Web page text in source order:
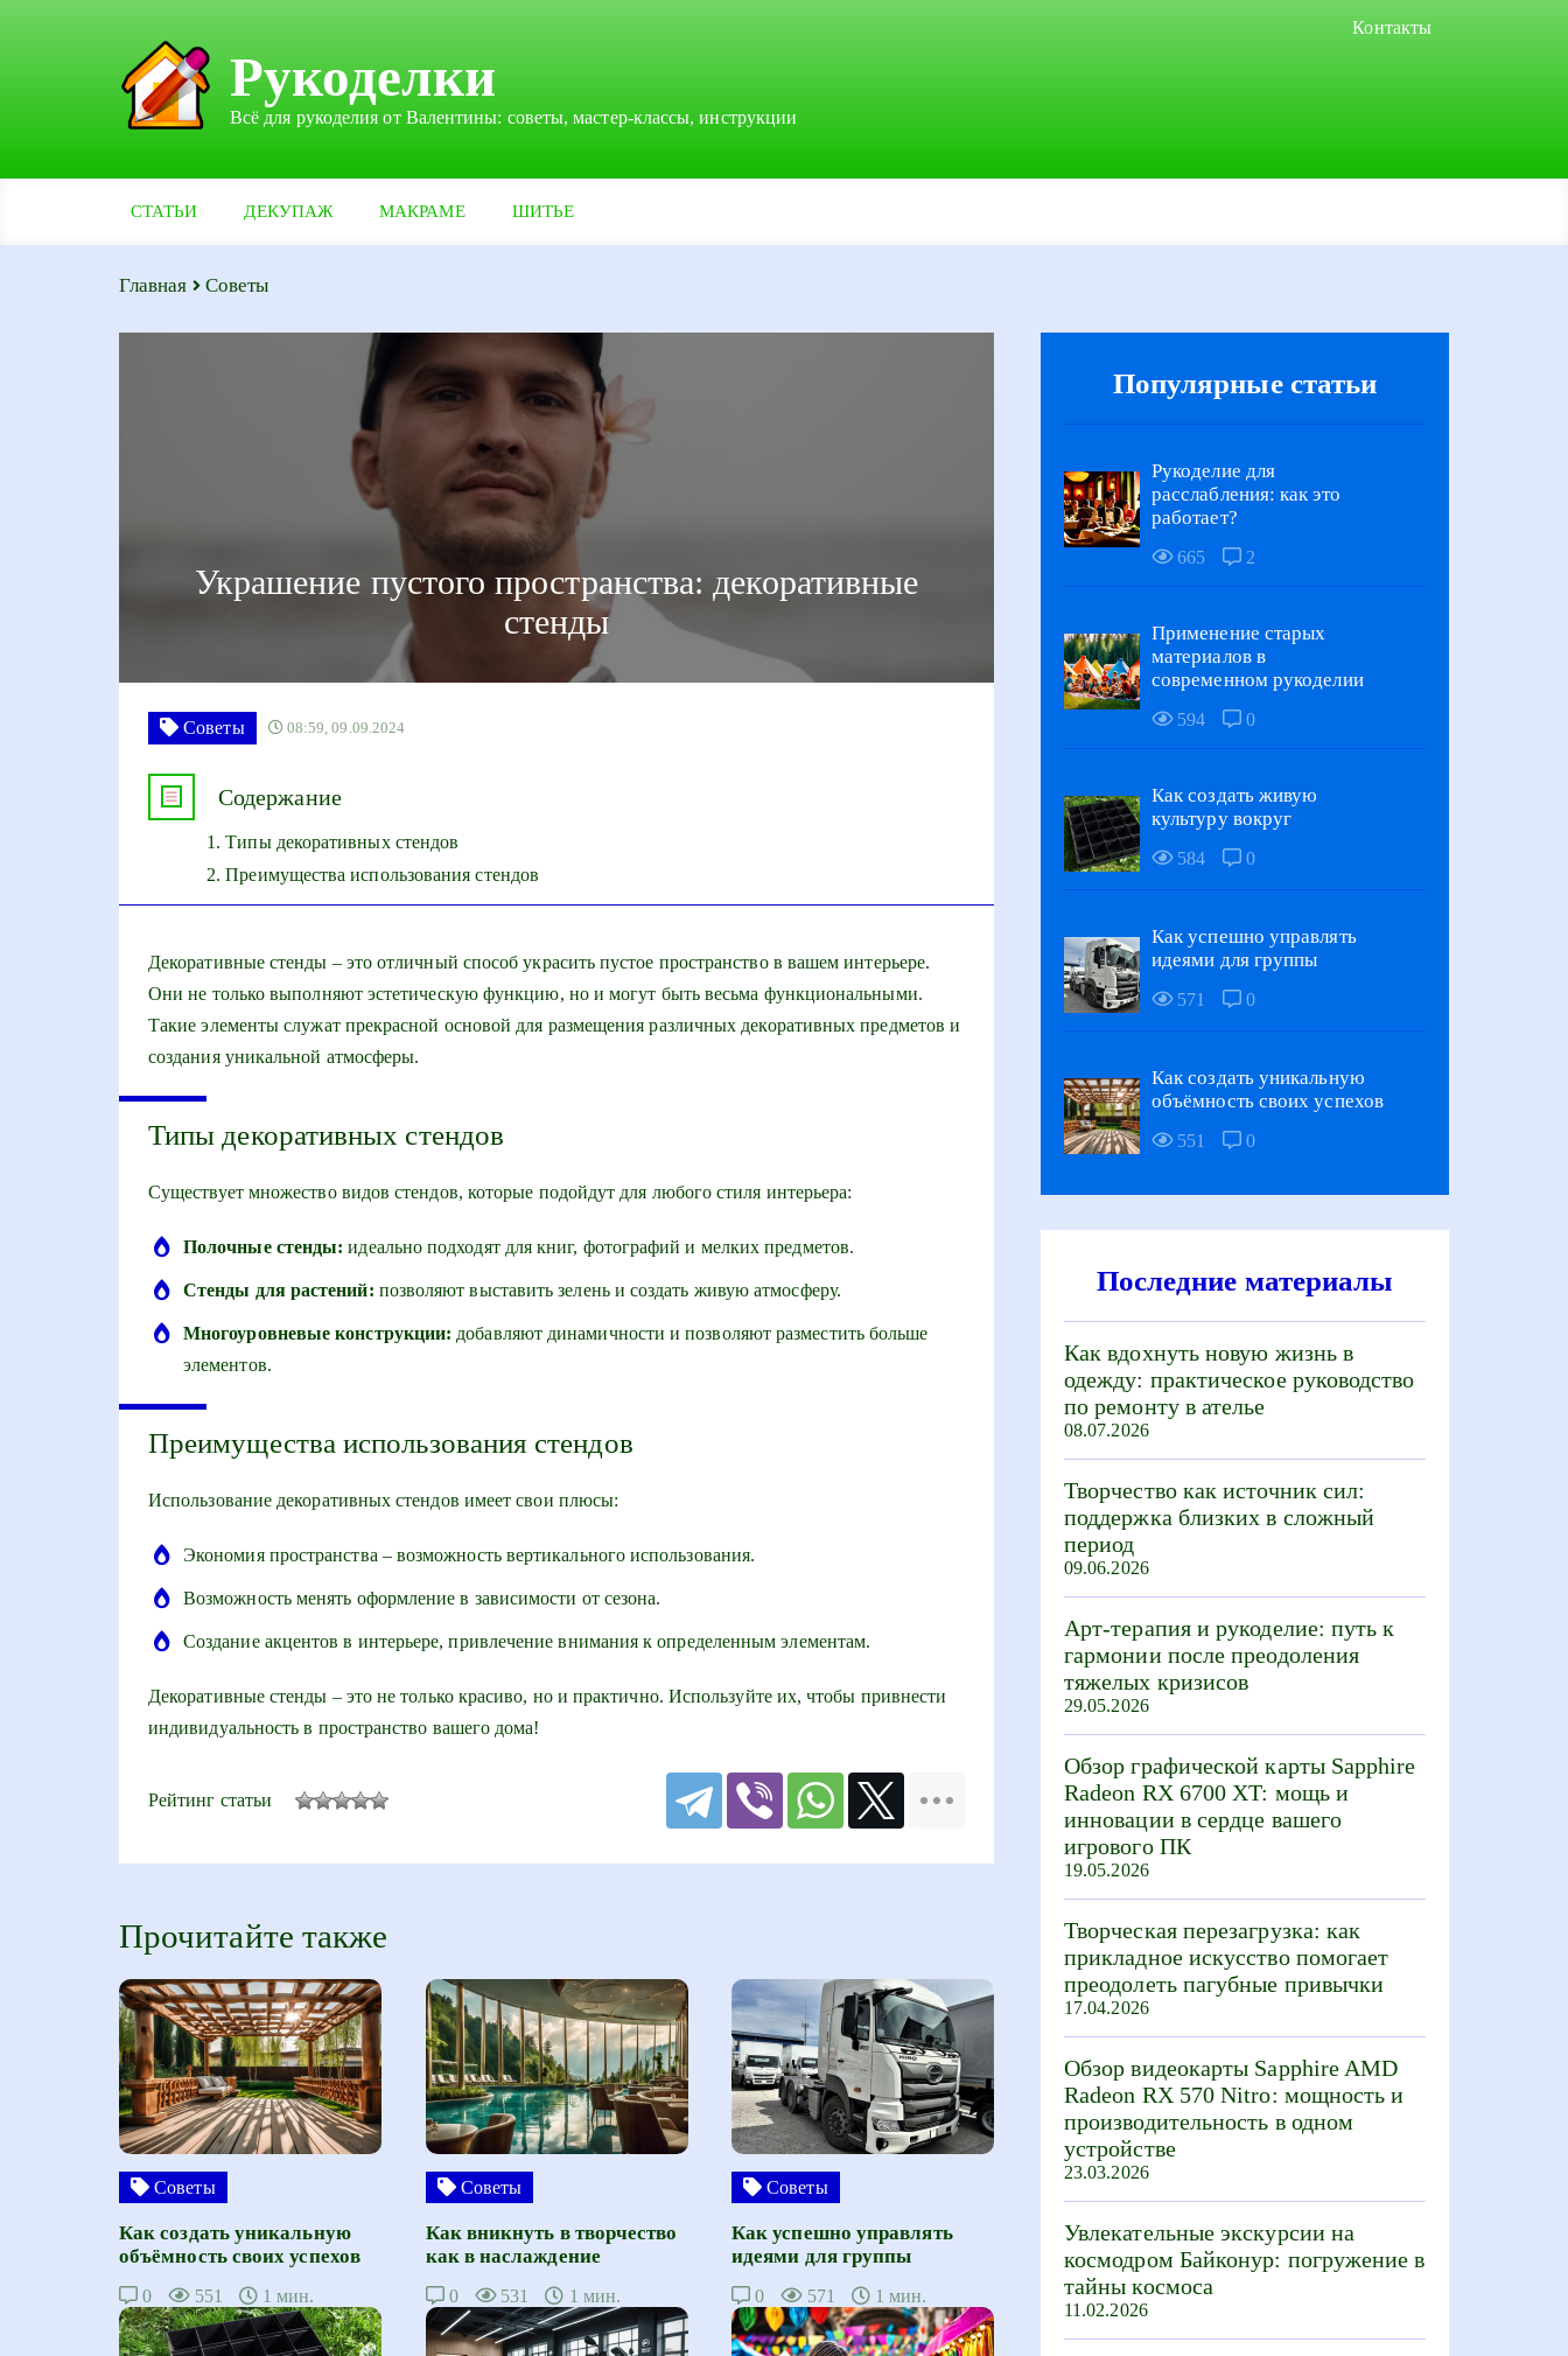
Контакты
Рукоделки
Всё для рукоделия от Валентины: советы, мастер-классы, инструкции
СТАТЬИ ДЕКУПАЖ МАКРАМЕ ШИТЬЕ
Главная Советы
Украшение пустого пространства: декоративные
стенды
Советы 08:59, 09.09.2024
Содержание
Типы декоративных стендов
Преимущества использования стендов
Декоративные стенды – это отличный способ украсить пустое пространство в вашем интерьере.
Они не только выполняют эстетическую функцию, но и могут быть весьма функциональными.
Такие элементы служат прекрасной основой для размещения различных декоративных предметов и
создания уникальной атмосферы.
Типы декоративных стендов
Существует множество видов стендов, которые подойдут для любого стиля интерьера:
Полочные стенды: идеально подходят для книг, фотографий и мелких предметов.
Стенды для растений: позволяют выставить зелень и создать живую атмосферу.
Многоуровневые конструкции: добавляют динамичности и позволяют разместить больше
элементов.
Преимущества использования стендов
Использование декоративных стендов имеет свои плюсы:
Экономия пространства – возможность вертикального использования.
Возможность менять оформление в зависимости от сезона.
Создание акцентов в интерьере, привлечение внимания к определенным элементам.
Декоративные стенды – это не только красиво, но и практично. Используйте их, чтобы привнести
индивидуальность в пространство вашего дома!
Рейтинг статьи
Прочитайте также
Советы
Как создать уникальную
объёмность своих успехов
0 551 1 мин.
Советы
Как вникнуть в творчество
как в наслаждение
0 531 1 мин.
Советы
Как успешно управлять
идеями для группы
0 571 1 мин.
Популярные статьи
Рукоделие для
расслабления: как это
работает?
665 2
Применение старых
материалов в
современном рукоделии
594 0
Как создать живую
культуру вокруг
584 0
Как успешно управлять
идеями для группы
571 0
Как создать уникальную
объёмность своих успехов
551 0
Последние материалы
Как вдохнуть новую жизнь в
одежду: практическое руководство
по ремонту в ателье
08.07.2026
Творчество как источник сил:
поддержка близких в сложный
период
09.06.2026
Арт-терапия и рукоделие: путь к
гармонии после преодоления
тяжелых кризисов
29.05.2026
Обзор графической карты Sapphire
Radeon RX 6700 XT: мощь и
инновации в сердце вашего
игрового ПК
19.05.2026
Творческая перезагрузка: как
прикладное искусство помогает
преодолеть пагубные привычки
17.04.2026
Обзор видеокарты Sapphire AMD
Radeon RX 570 Nitro: мощность и
производительность в одном
устройстве
23.03.2026
Увлекательные экскурсии на
космодром Байконур: погружение в
тайны космоса
11.02.2026